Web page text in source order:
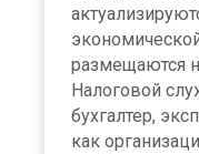
размещаются
Налоговой
бухгалтер,
как